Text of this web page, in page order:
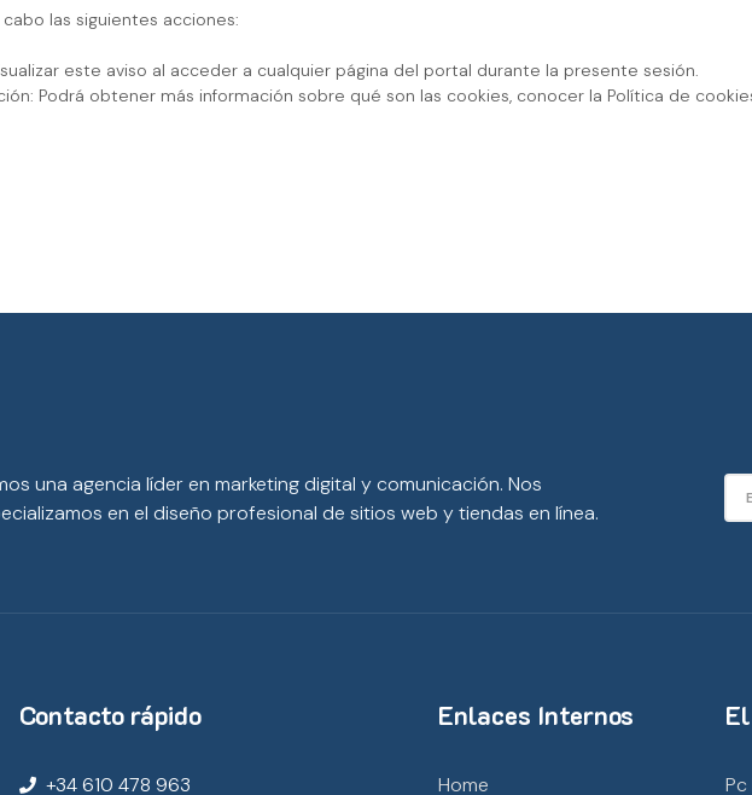
las siguientes acciones:
este aviso al acceder a cualquier página del portal durante la presente sesión.
Podrá obtener más información sobre qué son las cookies, conocer la Política de
una agencia líder en marketing digital y comunicación. Nos
en el diseño profesional de sitios web y tiendas en línea.
Contacto rápido
+34 610 478 963
Enlaces Internos
Home